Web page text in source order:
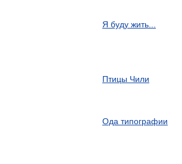
Я буду жить...
Птицы Чили
Ода типографии